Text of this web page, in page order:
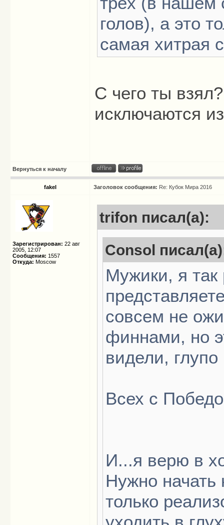
голов), а это
самая хитрая
С чего ты
исключаются
Вернуться к началу
fakel Заголовок сообщения: Re: Кубок Мира 2016
Зарегистрирован: 22 авг
2005, 12:07
Сообщения: 1557
Откуда: Moscow
trifon писал(а):
Consol
Мужики, я
совсем не
финнами, но
видели,
Всех с
И...я верю в
Нужно начать
только